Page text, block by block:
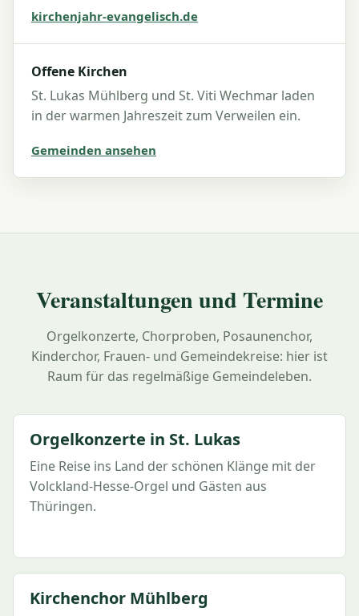
kirchenjahr-evangelisch.de
Offene Kirchen
St. Lukas Mühlberg und St. Viti Wechmar laden
in der warmen Jahreszeit zum Verweilen ein.
Gemeinden ansehen
Veranstaltungen und Termine
Orgelkonzerte, Chorproben, Posaunenchor,
Kinderchor, Frauen- und Gemeindekreise: hier ist
Raum für das regelmäßige Gemeindeleben.
Orgelkonzerte in St. Lukas
Eine Reise ins Land der schönen Klänge mit der
Volckland-Hesse-Orgel und Gästen aus
Thüringen.
Kirchenchor Mühlberg